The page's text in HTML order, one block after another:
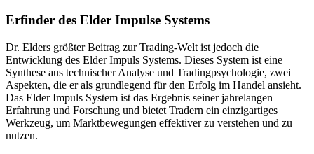
Erfinder des Elder Impulse Systems
Dr. Elders größter Beitrag zur Trading-Welt ist jedoch die
Entwicklung des Elder Impuls Systems. Dieses System ist eine
Synthese aus technischer Analyse und Tradingpsychologie, zwei
Aspekten, die er als grundlegend für den Erfolg im Handel ansieht.
Das Elder Impuls System ist das Ergebnis seiner jahrelangen
Erfahrung und Forschung und bietet Tradern ein einzigartiges
Werkzeug, um Marktbewegungen effektiver zu verstehen und zu
nutzen.